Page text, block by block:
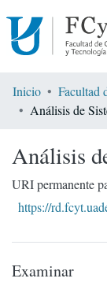
Comunidades
Encontrar por
Estadísticas
Inicio
Análisis de
Análisis
URI permanente
https://
Examinar